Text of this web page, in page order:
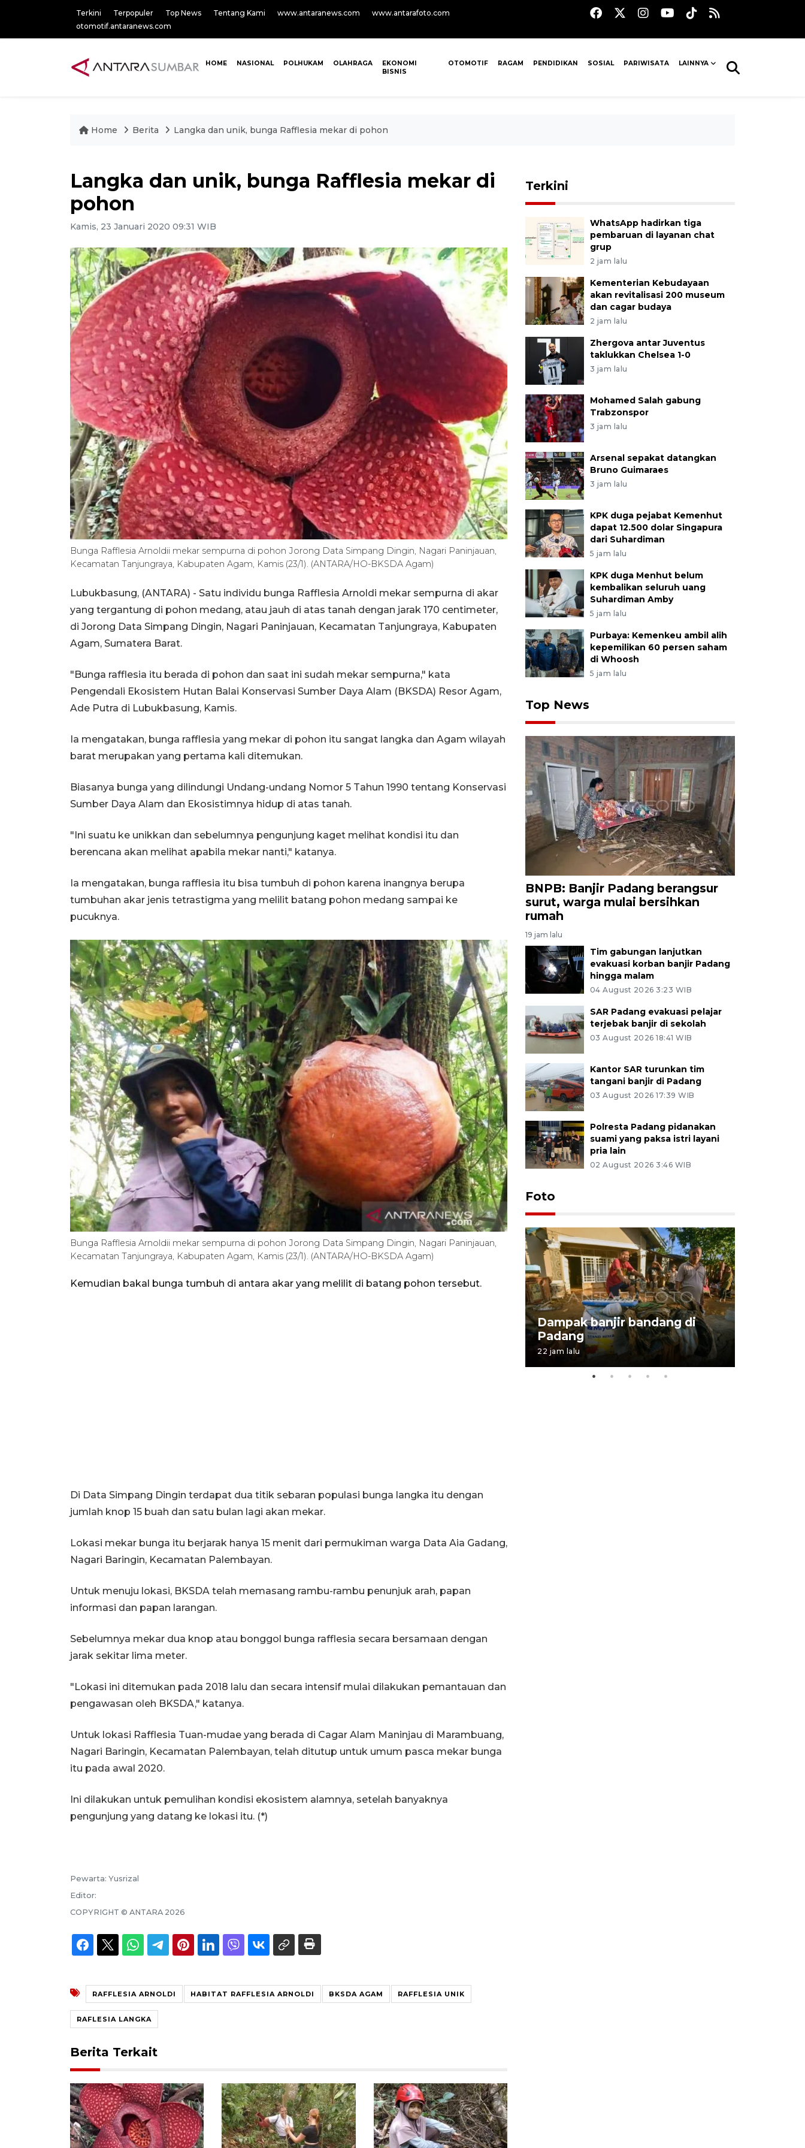
Terkini Terpopuler Top News Tentang Kami www.antaranews.com
www.antarafoto.com
otomotif.antaranews.com
HOME NASIONAL POLHUKAM OLAHRAGA
EKONOMI
BISNIS
OTOMOTIF RAGAM PENDIDIKAN SOSIAL PARIWISATA LAINNYA
Home Berita Langka dan unik, bunga Rafflesia mekar di pohon
Langka dan unik, bunga Rafflesia mekar di
pohon
Kamis, 23 Januari 2020 09:31 WIB
Bunga Rafflesia Arnoldii mekar sempurna di pohon Jorong Data Simpang Dingin, Nagari Paninjauan,
Kecamatan Tanjungraya, Kabupaten Agam, Kamis (23/1). (ANTARA/HO-BKSDA Agam)
Lubukbasung, (ANTARA) - Satu individu bunga Rafflesia Arnoldi mekar sempurna di akar
yang tergantung di pohon medang, atau jauh di atas tanah dengan jarak 170 centimeter,
di Jorong Data Simpang Dingin, Nagari Paninjauan, Kecamatan Tanjungraya, Kabupaten
Agam, Sumatera Barat.
"Bunga rafflesia itu berada di pohon dan saat ini sudah mekar sempurna," kata
Pengendali Ekosistem Hutan Balai Konservasi Sumber Daya Alam (BKSDA) Resor Agam,
Ade Putra di Lubukbasung, Kamis.
Ia mengatakan, bunga rafflesia yang mekar di pohon itu sangat langka dan Agam wilayah
barat merupakan yang pertama kali ditemukan.
Biasanya bunga yang dilindungi Undang-undang Nomor 5 Tahun 1990 tentang Konservasi
Sumber Daya Alam dan Ekosistimnya hidup di atas tanah.
"Ini suatu ke unikkan dan sebelumnya pengunjung kaget melihat kondisi itu dan
berencana akan melihat apabila mekar nanti," katanya.
Ia mengatakan, bunga rafflesia itu bisa tumbuh di pohon karena inangnya berupa
tumbuhan akar jenis tetrastigma yang melilit batang pohon medang sampai ke
pucuknya.
Bunga Rafflesia Arnoldii mekar sempurna di pohon Jorong Data Simpang Dingin, Nagari Paninjauan,
Kecamatan Tanjungraya, Kabupaten Agam, Kamis (23/1). (ANTARA/HO-BKSDA Agam)
Kemudian bakal bunga tumbuh di antara akar yang melilit di batang pohon tersebut.
Di Data Simpang Dingin terdapat dua titik sebaran populasi bunga langka itu dengan
jumlah knop 15 buah dan satu bulan lagi akan mekar.
Lokasi mekar bunga itu berjarak hanya 15 menit dari permukiman warga Data Aia Gadang,
Nagari Baringin, Kecamatan Palembayan.
Untuk menuju lokasi, BKSDA telah memasang rambu-rambu penunjuk arah, papan
informasi dan papan larangan.
Sebelumnya mekar dua knop atau bonggol bunga rafflesia secara bersamaan dengan
jarak sekitar lima meter.
"Lokasi ini ditemukan pada 2018 lalu dan secara intensif mulai dilakukan pemantauan dan
pengawasan oleh BKSDA," katanya.
Untuk lokasi Rafflesia Tuan-mudae yang berada di Cagar Alam Maninjau di Marambuang,
Nagari Baringin, Kecamatan Palembayan, telah ditutup untuk umum pasca mekar bunga
itu pada awal 2020.
Ini dilakukan untuk pemulihan kondisi ekosistem alamnya, setelah banyaknya
pengunjung yang datang ke lokasi itu. (*)
Pewarta: Yusrizal
Editor:
COPYRIGHT © ANTARA 2026
RAFFLESIA ARNOLDI HABITAT RAFFLESIA ARNOLDI BKSDA AGAM RAFFLESIA UNIK
RAFLESIA LANGKA
Berita Terkait
Terkini
WhatsApp hadirkan tiga
pembaruan di layanan chat
grup
2 jam lalu
Kementerian Kebudayaan
akan revitalisasi 200 museum
dan cagar budaya
2 jam lalu
Zhergova antar Juventus
taklukkan Chelsea 1-0
3 jam lalu
Mohamed Salah gabung
Trabzonspor
3 jam lalu
Arsenal sepakat datangkan
Bruno Guimaraes
3 jam lalu
KPK duga pejabat Kemenhut
dapat 12.500 dolar Singapura
dari Suhardiman
5 jam lalu
KPK duga Menhut belum
kembalikan seluruh uang
Suhardiman Amby
5 jam lalu
Purbaya: Kemenkeu ambil alih
kepemilikan 60 persen saham
di Whoosh
5 jam lalu
Top News
BNPB: Banjir Padang berangsur
surut, warga mulai bersihkan
rumah
19 jam lalu
Tim gabungan lanjutkan
evakuasi korban banjir Padang
hingga malam
04 August 2026 3:23 WIB
SAR Padang evakuasi pelajar
terjebak banjir di sekolah
03 August 2026 18:41 WIB
Kantor SAR turunkan tim
tangani banjir di Padang
03 August 2026 17:39 WIB
Polresta Padang pidanakan
suami yang paksa istri layani
pria lain
02 August 2026 3:46 WIB
Foto
Dampak banjir bandang di
Padang
22 jam lalu